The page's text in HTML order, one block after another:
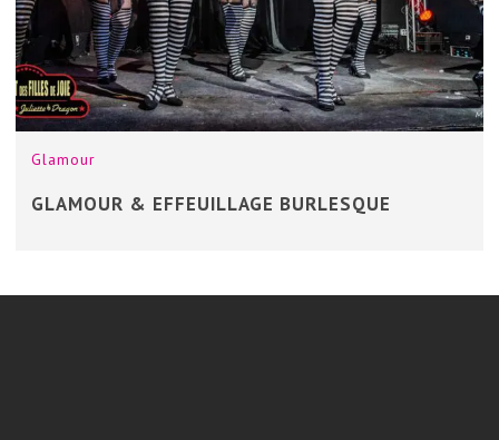
Glamour
GLAMOUR & EFFEUILLAGE BURLESQUE